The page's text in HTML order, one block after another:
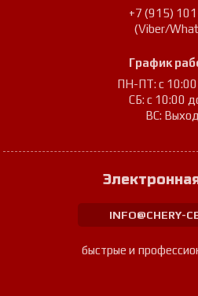
+7 (915)
(Viber/
График
ПН-ПТ: с
СБ: с 10:00
ВС:
INFO@CHERY-
быстрые и